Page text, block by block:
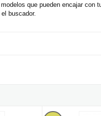
que pueden encajar con
buscador.
230mm 2.200W "D" - SAR -
Amoladora